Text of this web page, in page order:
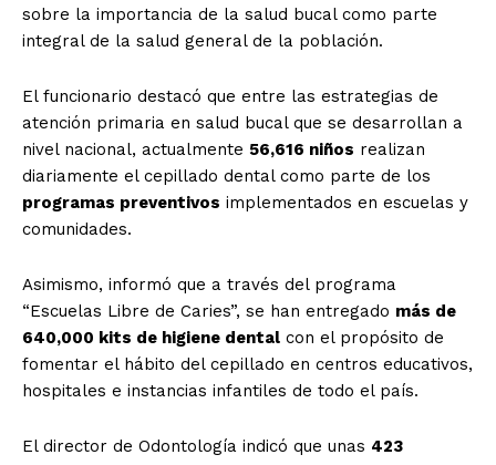
sobre la importancia de la salud bucal como parte
integral de la salud general de la población.
El funcionario destacó que entre las estrategias de
atención primaria en salud bucal que se desarrollan a
nivel nacional, actualmente 56,616 niños realizan
diariamente el cepillado dental como parte de los
programas preventivos implementados en escuelas y
comunidades.
Asimismo, informó que a través del programa
“Escuelas Libre de Caries”, se han entregado más de
640,000 kits de higiene dental con el propósito de
fomentar el hábito del cepillado en centros educativos,
hospitales e instancias infantiles de todo el país.
El director de Odontología indicó que unas 423